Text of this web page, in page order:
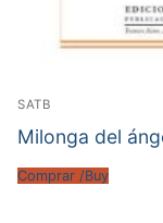
SATB
Milonga del
Comprar /Buy